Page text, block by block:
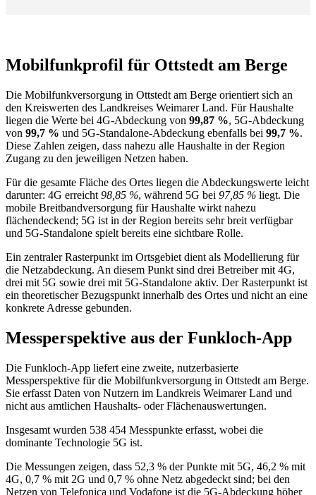
Mobilfunkprofil für Ottstedt am Berge
Die Mobilfunkversorgung in Ottstedt am Berge orientiert sich an
den Kreiswerten des Landkreises Weimarer Land. Für Haushalte
liegen die Werte bei 4G-Abdeckung von 99,87 %, 5G-Abdeckung
von 99,7 % und 5G-Standalone-Abdeckung ebenfalls bei 99,7 %.
Diese Zahlen zeigen, dass nahezu alle Haushalte in der Region
Zugang zu den jeweiligen Netzen haben.
Für die gesamte Fläche des Ortes liegen die Abdeckungswerte leicht
darunter: 4G erreicht 98,85 %, während 5G bei 97,85 % liegt. Die
mobile Breitbandversorgung für Haushalte wirkt nahezu
flächendeckend; 5G ist in der Region bereits sehr breit verfügbar
und 5G-Standalone spielt bereits eine sichtbare Rolle.
Ein zentraler Rasterpunkt im Ortsgebiet dient als Modellierung für
die Netzabdeckung. An diesem Punkt sind drei Betreiber mit 4G,
drei mit 5G sowie drei mit 5G-Standalone aktiv. Der Rasterpunkt ist
ein theoretischer Bezugspunkt innerhalb des Ortes und nicht an eine
konkrete Adresse gebunden.
Messperspektive aus der Funkloch-App
Die Funkloch-App liefert eine zweite, nutzerbasierte
Messperspektive für die Mobilfunkversorgung in Ottstedt am Berge.
Sie erfasst Daten von Nutzern im Landkreis Weimarer Land und
nicht aus amtlichen Haushalts- oder Flächenauswertungen.
Insgesamt wurden 538 454 Messpunkte erfasst, wobei die
dominante Technologie 5G ist.
Die Messungen zeigen, dass 52,3 % der Punkte mit 5G, 46,2 % mit
4G, 0,7 % mit 2G und 0,7 % ohne Netz abgedeckt sind; bei den
Netzen von Telefonica und Vodafone ist die 5G-Abdeckung höher